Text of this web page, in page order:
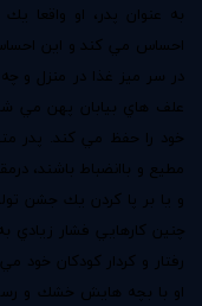
به عنوان پدر، او واقعا
احساس مي كند و اين
در سر ميز غذا در منزل و
علف هاي بيابان پهن مي
خود را حفظ مي كند. پدر
مطيع و باانضباط باشند،
و يا بر پا كردن يك جشن
چنين كارهايي فشار زيادي
رفتار و كردار كودكان خود
او با بچه هايش خشك و